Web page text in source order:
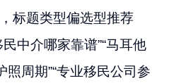
标题类型偏选型推荐
中介哪家靠谱”“马耳他
照周期”“专业移民公司参